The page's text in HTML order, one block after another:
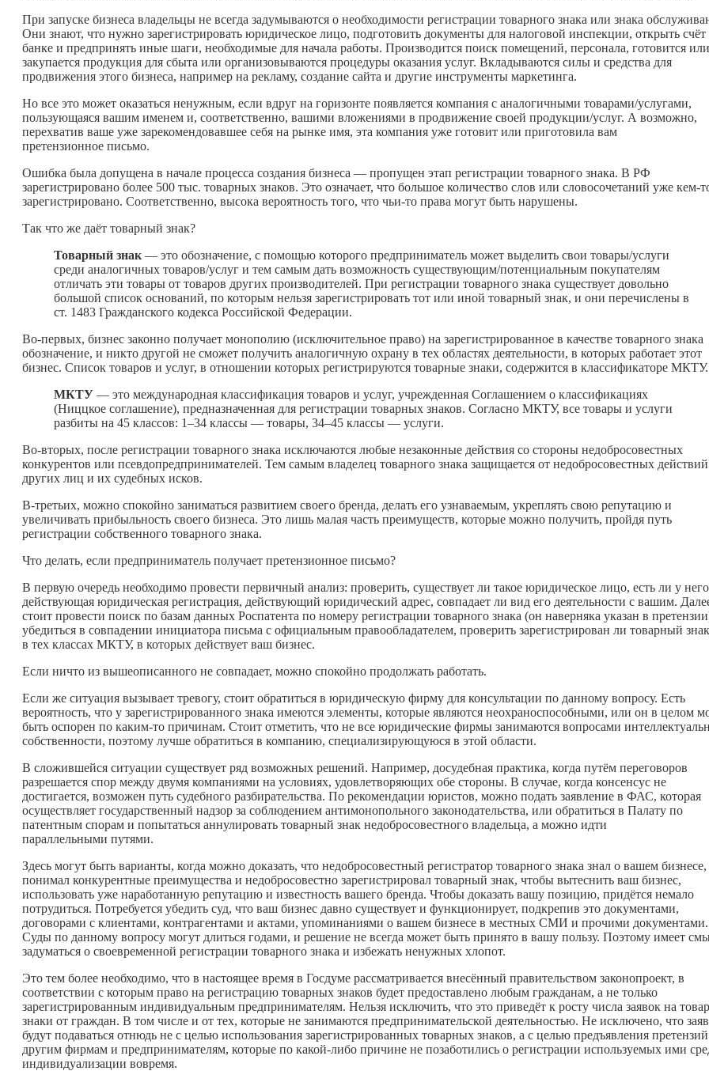
При запуске бизнеса владельцы не всегда задумываются о необходимости регистрации товарного знака или знака
Они знают, что нужно зарегистрировать юридическое лицо, подготовить документы для налоговой инспекции, открыть счёт
банке и предпринять иные шаги, необходимые для начала работы. Производится поиск помещений, персонала, готовится или
закупается продукция для сбыта или организовываются процедуры оказания услуг. Вкладываются силы и средства для
продвижения этого бизнеса, например на рекламу, создание сайта и другие инструменты маркетинга.
Но все это может оказаться ненужным, если вдруг на горизонте появляется компания с аналогичными товарами/услугами,
пользующаяся вашим именем и, соответственно, вашими вложениями в продвижение своей продукции/услуг. А возможно,
перехватив ваше уже зарекомендовавшее себя на рынке имя, эта компания уже готовит или приготовила вам
претензионное письмо.
Ошибка была допущена в начале процесса создания бизнеса — пропущен этап регистрации товарного знака. В РФ
зарегистрировано более 500 тыс. товарных знаков. Это означает, что большое количество слов или словосочетаний уже кем-
зарегистрировано. Соответственно, высока вероятность того, что чьи-то права могут быть нарушены.
Так что же даёт товарный знак?
Товарный знак — это обозначение, с помощью которого предприниматель может выделить свои товары/услуги
среди аналогичных товаров/услуг и тем самым дать возможность существующим/потенциальным покупателям
отличать эти товары от товаров других производителей. При регистрации товарного знака существует довольно
большой список оснований, по которым нельзя зарегистрировать тот или иной товарный знак, и они перечислены в
ст. 1483 Гражданского кодекса Российской Федерации.
Во-первых, бизнес законно получает монополию (исключительное право) на зарегистрированное в качестве товарного знака
обозначение, и никто другой не сможет получить аналогичную охрану в тех областях деятельности, в которых работает этот
бизнес. Список товаров и услуг, в отношении которых регистрируются товарные знаки, содержится в классификаторе МКТУ.
МКТУ — это международная классификация товаров и услуг, учрежденная Соглашением о классификациях
(Ниццкое соглашение), предназначенная для регистрации товарных знаков. Согласно МКТУ, все товары и услуги
разбиты на 45 классов: 1–34 классы — товары, 34–45 классы — услуги.
Во-вторых, после регистрации товарного знака исключаются любые незаконные действия со стороны недобросовестных
конкурентов или псевдопредпринимателей. Тем самым владелец товарного знака защищается от недобросовестных действий
других лиц и их судебных исков.
В-третьих, можно спокойно заниматься развитием своего бренда, делать его узнаваемым, укреплять свою репутацию и
увеличивать прибыльность своего бизнеса. Это лишь малая часть преимуществ, которые можно получить, пройдя путь
регистрации собственного товарного знака.
Что делать, если предприниматель получает претензионное письмо?
В первую очередь необходимо провести первичный анализ: проверить, существует ли такое юридическое лицо, есть ли у него
действующая юридическая регистрация, действующий юридический адрес, совпадает ли вид его деятельности с вашим.
стоит провести поиск по базам данных Роспатента по номеру регистрации товарного знака (он наверняка указан в
убедиться в совпадении инициатора письма с официальным правообладателем, проверить зарегистрирован ли товарный знак
в тех классах МКТУ, в которых действует ваш бизнес.
Если ничто из вышеописанного не совпадает, можно спокойно продолжать работать.
Если же ситуация вызывает тревогу, стоит обратиться в юридическую фирму для консультации по данному вопросу. Есть
вероятность, что у зарегистрированного знака имеются элементы, которые являются неохраноспособными, или он в целом
быть оспорен по каким-то причинам. Стоит отметить, что не все юридические фирмы занимаются вопросами
собственности, поэтому лучше обратиться в компанию, специализирующуюся в этой области.
В сложившейся ситуации существует ряд возможных решений. Например, досудебная практика, когда путём переговоров
разрешается спор между двумя компаниями на условиях, удовлетворяющих обе стороны. В случае, когда консенсус не
достигается, возможен путь судебного разбирательства. По рекомендации юристов, можно подать заявление в ФАС, которая
осуществляет государственный надзор за соблюдением антимонопольного законодательства, или обратиться в Палату по
патентным спорам и попытаться аннулировать товарный знак недобросовестного владельца, а можно идти
параллельными путями.
Здесь могут быть варианты, когда можно доказать, что недобросовестный регистратор товарного знака знал о вашем бизнесе,
понимал конкурентные преимущества и недобросовестно зарегистрировал товарный знак, чтобы вытеснить ваш бизнес,
использовать уже наработанную репутацию и известность вашего бренда. Чтобы доказать вашу позицию, придётся немало
потрудиться. Потребуется убедить суд, что ваш бизнес давно существует и функционирует, подкрепив это документами,
договорами с клиентами, контрагентами и актами, упоминаниями о вашем бизнесе в местных СМИ и прочими документами.
Суды по данному вопросу могут длиться годами, и решение не всегда может быть принято в вашу пользу. Поэтому имеет
задуматься о своевременной регистрации товарного знака и избежать ненужных хлопот.
Это тем более необходимо, что в настоящее время в Госдуме рассматривается внесённый правительством законопроект, в
соответствии с которым право на регистрацию товарных знаков будет предоставлено любым гражданам, а не только
зарегистрированным индивидуальным предпринимателям. Нельзя исключить, что это приведёт к росту числа заявок на
знаки от граждан. В том числе и от тех, которые не занимаются предпринимательской деятельностью. Не исключено, что
будут подаваться отнюдь не с целью использования зарегистрированных товарных знаков, а с целью предъявления претензий
другим фирмам и предпринимателям, которые по какой-либо причине не позаботились о регистрации используемых ими
индивидуализации вовремя.